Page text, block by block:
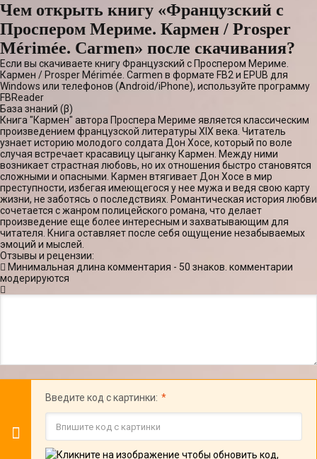
Чем открыть книгу «Французский с
Проспером Мериме. Кармен / Prosper
Mérimée. Carmen» после скачивания?
Если вы скачиваете книгу Французский с Проспером Мериме.
Кармен / Prosper Mérimée. Carmen в формате FB2 и EPUB для
Windows или телефонов (Android/iPhone), используйте программу
FBReader
База знаний (β)
Книга "Кармен" автора Проспера Мериме является классическим
произведением французской литературы XIX века. Читатель
узнает историю молодого солдата Дон Хосе, который по воле
случая встречает красавицу цыганку Кармен. Между ними
возникает страстная любовь, но их отношения быстро становятся
сложными и опасными. Кармен втягивает Дон Хосе в мир
преступности, избегая имеющегося у нее мужа и ведя свою карту
жизни, не заботясь о последствиях. Романтическая история любви
сочетается с жанром полицейского романа, что делает
произведение еще более интересным и захватывающим для
читателя. Книга оставляет после себя ощущение незабываемых
эмоций и мыслей.
Отзывы и рецензии:
Минимальная длина комментария - 50 знаков. комментарии
модерируются
Введите код с картинки: